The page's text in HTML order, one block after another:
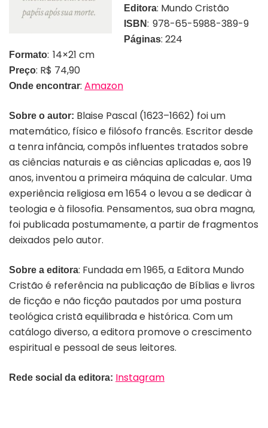
Editora: Mundo Cristão
ISBN: 978-65-5988-389-9
Páginas: 224
Formato: 14×21 cm
Preço: R$ 74,90
Onde encontrar: Amazon
Sobre o autor: Blaise Pascal (1623–1662) foi um
matemático, físico e filósofo francês. Escritor desde
a tenra infância, compôs influentes tratados sobre
as ciências naturais e as ciências aplicadas e, aos 19
anos, inventou a primeira máquina de calcular. Uma
experiência religiosa em 1654 o levou a se dedicar à
teologia e à filosofia. Pensamentos, sua obra magna,
foi publicada postumamente, a partir de fragmentos
deixados pelo autor.
Sobre a editora: Fundada em 1965, a Editora Mundo
Cristão é referência na publicação de Bíblias e livros
de ficção e não ficção pautados por uma postura
teológica cristã equilibrada e histórica. Com um
catálogo diverso, a editora promove o crescimento
espiritual e pessoal de seus leitores.
Rede social da editora: Instagram